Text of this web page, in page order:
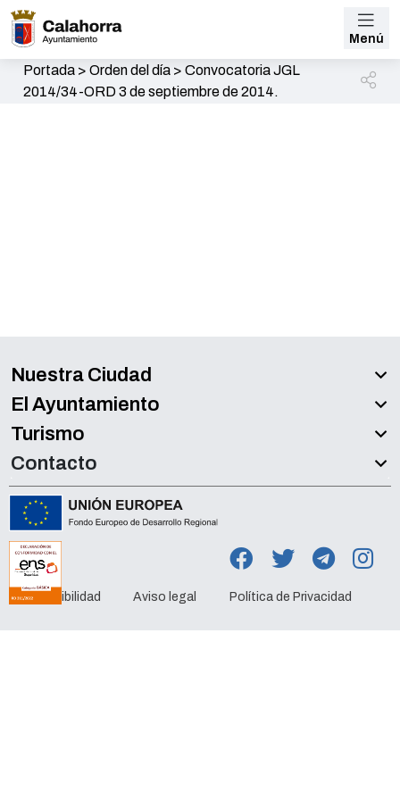
Menú
Portada> Orden del día> Convocatoria JGL
2014/34-ORD 3 de septiembre de 2014.
Nuestra Ciudad
El Ayuntamiento
Turismo
Contacto
Accesibilidad Aviso legal Política de Privacidad